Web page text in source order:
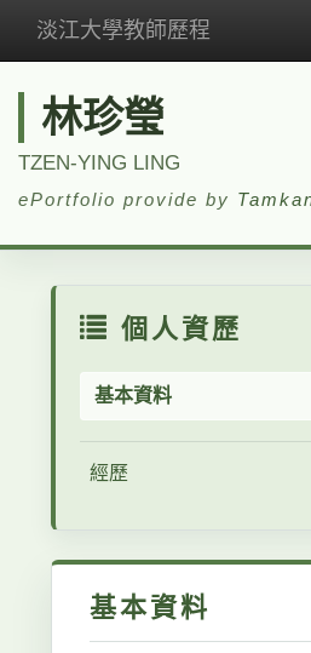
淡江大學教師歷程
林珍瑩
TZEN-YING LING
ePortfolio provide by
個人資歷
基本資料
經歷
基本資料